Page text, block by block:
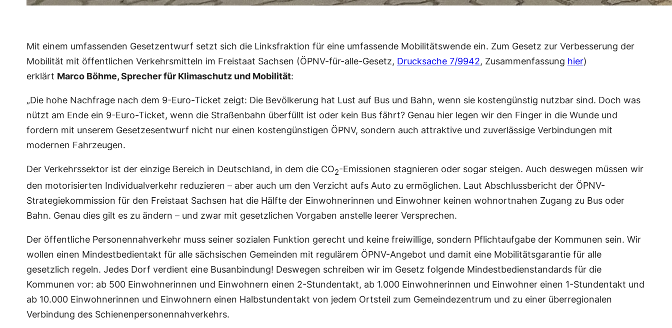
Mit einem umfassenden Gesetzentwurf setzt sich die Linksfraktion für eine umfassende Mobilitätswende ein. Zum Gesetz zur Verbesserung der
Mobilität mit öffentlichen Verkehrsmitteln im Freistaat Sachsen (ÖPNV-für-alle-Gesetz, Drucksache 7/9942, Zusammenfassung hier)
erklärt Marco Böhme, Sprecher für Klimaschutz und Mobilität:
„Die hohe Nachfrage nach dem 9-Euro-Ticket zeigt: Die Bevölkerung hat Lust auf Bus und Bahn, wenn sie kostengünstig nutzbar sind. Doch was
nützt am Ende ein 9-Euro-Ticket, wenn die Straßenbahn überfüllt ist oder kein Bus fährt? Genau hier legen wir den Finger in die Wunde und
fordern mit unserem Gesetzesentwurf nicht nur einen kostengünstigen ÖPNV, sondern auch attraktive und zuverlässige Verbindungen mit
modernen Fahrzeugen.
Der Verkehrssektor ist der einzige Bereich in Deutschland, in dem die CO2-Emissionen stagnieren oder sogar steigen. Auch deswegen müssen wir
den motorisierten Individualverkehr reduzieren – aber auch um den Verzicht aufs Auto zu ermöglichen. Laut Abschlussbericht der ÖPNV-
Strategiekommission für den Freistaat Sachsen hat die Hälfte der Einwohnerinnen und Einwohner keinen wohnortnahen Zugang zu Bus oder
Bahn. Genau dies gilt es zu ändern – und zwar mit gesetzlichen Vorgaben anstelle leerer Versprechen.
Der öffentliche Personennahverkehr muss seiner sozialen Funktion gerecht und keine freiwillige, sondern Pflichtaufgabe der Kommunen sein. Wir
wollen einen Mindestbedientakt für alle sächsischen Gemeinden mit regulärem ÖPNV-Angebot und damit eine Mobilitätsgarantie für alle
gesetzlich regeln. Jedes Dorf verdient eine Busanbindung! Deswegen schreiben wir im Gesetz folgende Mindestbedienstandards für die
Kommunen vor: ab 500 Einwohnerinnen und Einwohnern einen 2-Stundentakt, ab 1.000 Einwohnerinnen und Einwohner einen 1-Stundentakt und
ab 10.000 Einwohnerinnen und Einwohnern einen Halbstundentakt von jedem Ortsteil zum Gemeindezentrum und zu einer überregionalen
Verbindung des Schienenpersonennahverkehrs.